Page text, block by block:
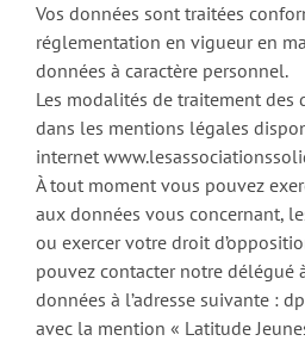
Vos données sont traitées
réglementation en vigueur en
données à caractère personnel.
Les modalités de traitement des
dans les mentions légales
internet
À tout moment vous pouvez
aux données vous concernant,
ou exercer votre droit
pouvez contacter notre délégué
données à l’adresse suivante :
avec la mention « Latitude